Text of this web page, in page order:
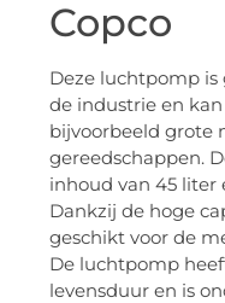
Copco
Deze luchtpomp
de industrie en
bijvoorbeeld grote
gereedschappen.
inhoud van 45 liter
Dankzij de hoge
geschikt voor de
De luchtpomp
levensduur en is